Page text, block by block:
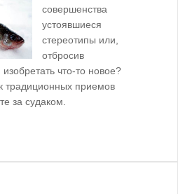
совершенства
устоявшиеся
стереотипы или,
отбросив
что-то новое?
традиционных приемов
за судаком.